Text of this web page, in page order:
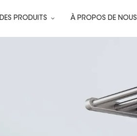
DES PRODUITS À PROPOS DE NOUS